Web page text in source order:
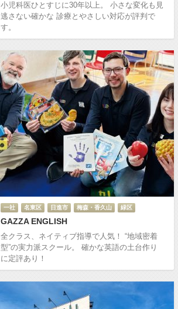
小児科医ひとすじに30年以上。 小さな変化も見
逃さない確かな 診療とやさしい対応が評判で
す。
一社 名東区 日進市 梅森・香久山 緑区
GAZZA ENGLISH
全クラス、ネイティブ指導で人気！ “地域密着
型”の実力派スクール。 確かな英語の土台作り
に定評あり！